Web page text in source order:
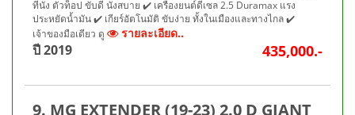
ที่นั่ง ตัวท็อป ขับดี นั่งสบาย ✔️ เครื่องยนต์ดีเซล 2.5 Duramax แรง
ประหยัดน้ำมัน ✔️ เกียร์อัตโนมัติ ขับง่าย ทั้งในเมืองและทางไกล ✔️
เจ้าของมือเดียว ดู
รายละเอียด..
ปี 2019 435,000.-
9. MG EXTENDER (19-23) 2.0 D GIANT